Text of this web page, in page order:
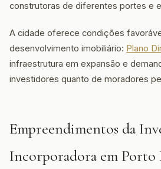
construtoras de diferentes portes e
A cidade oferece condições
desenvolvimento imobiliário: Plano
infraestrutura em expansão e
investidores quanto de moradores
Empreendimentos da
Incorporadora em Porto